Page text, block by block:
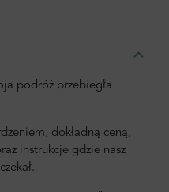
podróż przebiegła
dokładną ceną,
instrukcje gdzie nasz